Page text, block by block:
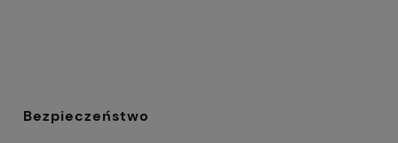
Bezpieczeństwo